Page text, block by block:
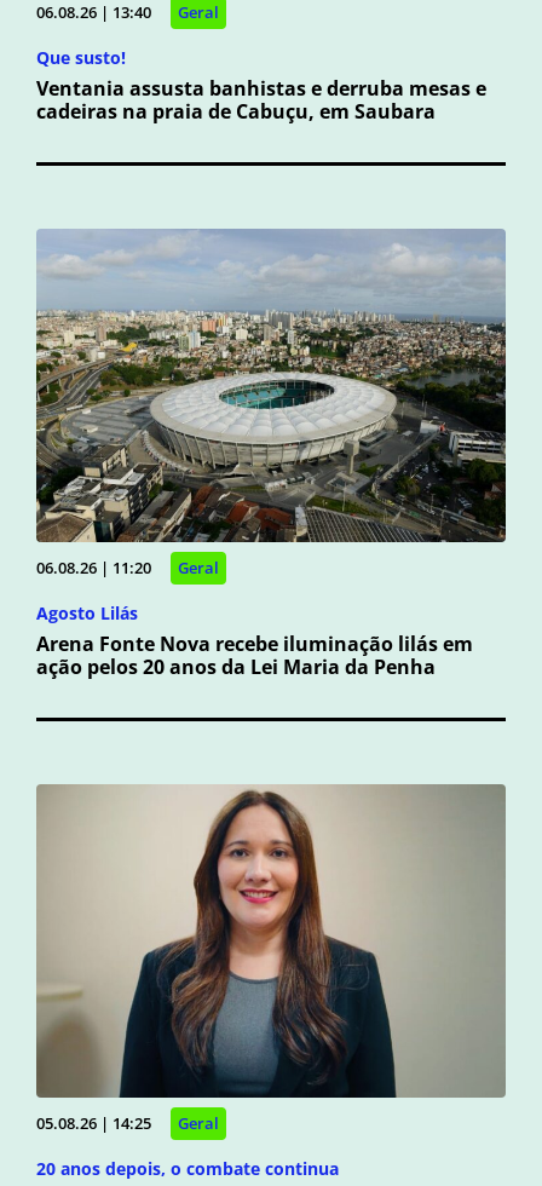
06.08.26 | 13:40 Geral
Que susto!
Ventania assusta banhistas e derruba mesas e
cadeiras na praia de Cabuçu, em Saubara
06.08.26 | 11:20 Geral
Agosto Lilás
Arena Fonte Nova recebe iluminação lilás em
ação pelos 20 anos da Lei Maria da Penha
05.08.26 | 14:25 Geral
20 anos depois, o combate continua